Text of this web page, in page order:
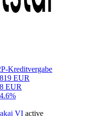
Kreditvergabe
EUR
EUR
active